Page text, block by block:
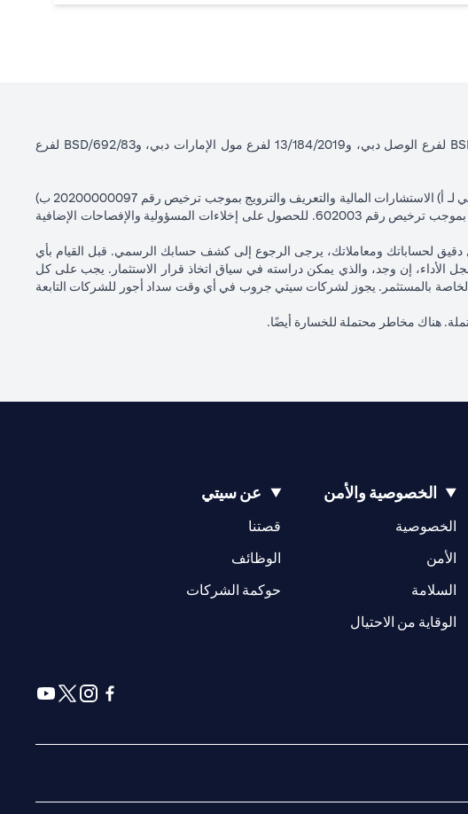
سيتي بنك إن إيه - الإمارات العربية المتحدة مسجل لدى مصرف الإمارات العربية المتحدة المركزي بموجب أرقام التراخيص BSD/504/83 لفرع الوصل دبي، و13/184/2019 لفرع مول الإمارات دبي، وBSD/692/83 لفرع
سيتي بنك إن إيه الإمارات العربية المتحدة مرخص من هيئة الأوراق المالية والسلع في الإمارات العربية المتحدة ("SCA") للقيام بالنشاط المالي لـ أ) الاستشارات المالية والتعريف والترويج بموجب ترخيص رقم 20200000097 ب)
وسيط تداول في الأسواق الدولية بموجب ترخيص رقم 20200000198 ج) إدارة المحافظ بموجب ترخيص رقم 20200000240 د) الحفظ بموجب ترخيص رقم 602003. للحصول على إخلاءات المسؤولية والإفصاحات الإضافية
لحساباتك ومعاملاتك، يرجى الرجوع إلى كشف حسابك الرسمي. قبل القيام بأي
إن وجد، والذي يمكن دراسته في سياق اتخاذ قرار الاستثمار. يجب على كل
الخاصة بالمستثمر. يجوز لشركات سيتي جروب في أي وقت سداد أجور للشركات التابعة
هناك مخاطر محتملة للخسارة أيضًا.
الخصوصية والأمن
الخصوصية
الأمن
السلامة
الوقاية من الاحتيال
عن سيتي
قصتنا
(opens in a new tab)
الوظائف
(opens in a new tab)
حوكمة الشركات
(opens in a new tab)